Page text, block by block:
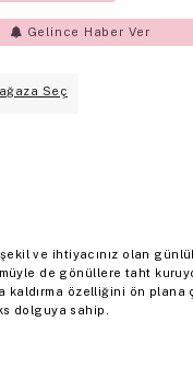
Gelince Haber Ver
Seç
ve ihtiyacınız olan
de gönüllere taht
kaldırma özelliğini ön plana
dolguya sahip.